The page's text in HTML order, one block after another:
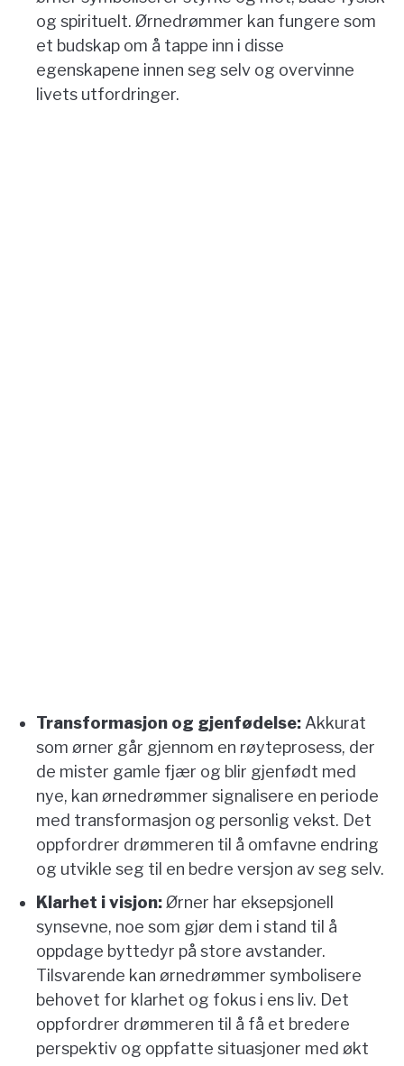
og spirituelt. Ørnedrømmer kan fungere som
et budskap om å tappe inn i disse
egenskapene innen seg selv og overvinne
livets utfordringer.
Transformasjon og gjenfødelse: Akkurat
som ørner går gjennom en røyteprosess, der
de mister gamle fjær og blir gjenfødt med
nye, kan ørnedrømmer signalisere en periode
med transformasjon og personlig vekst. Det
oppfordrer drømmeren til å omfavne endring
og utvikle seg til en bedre versjon av seg selv.
Klarhet i visjon:Ørner har eksepsjonell
synsevne, noe som gjør dem i stand til å
oppdage byttedyr på store avstander.
Tilsvarende kan ørnedrømmer symbolisere
behovet for klarhet og fokus i ens liv. Det
oppfordrer drømmeren til å få et bredere
perspektiv og oppfatte situasjoner med økt